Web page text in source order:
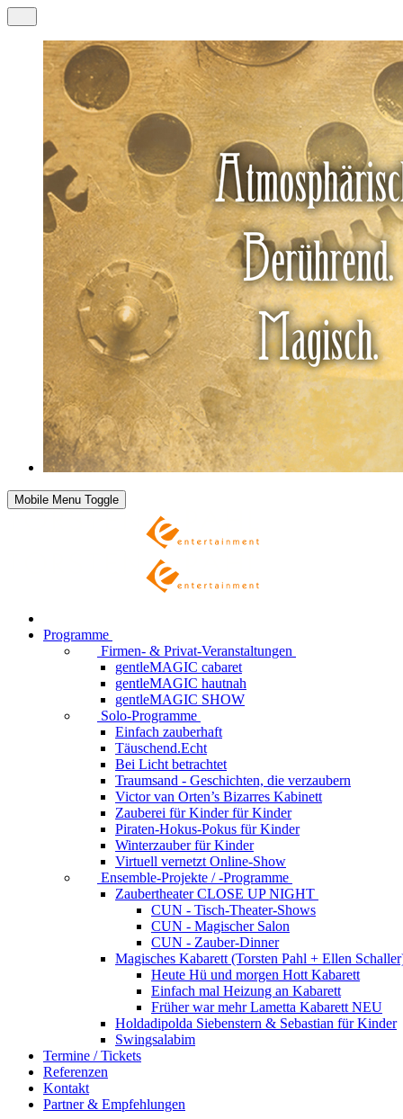
Mobile Menu Toggle
Programme
Firmen- & Privat-Veranstaltungen
gentleMAGIC cabaret
gentleMAGIC hautnah
gentleMAGIC SHOW
Solo-Programme
Einfach zauberhaft
Täuschend.Echt
Bei Licht betrachtet
Traumsand - Geschichten, die verzaubern
Victor van Orten’s Bizarres Kabinett
Zauberei für Kinder für Kinder
Piraten-Hokus-Pokus für Kinder
Winterzauber für Kinder
Virtuell vernetzt Online-Show
Ensemble-Projekte / -Programme
Zaubertheater CLOSE UP NIGHT
CUN - Tisch-Theater-Shows
CUN - Magischer Salon
CUN - Zauber-Dinner
Magisches Kabarett (Torsten Pahl + Ellen
Heute Hü und morgen Hott Kabarett
Einfach mal Heizung an Kabarett
Früher war mehr Lametta Kabarett NEU
Holdadipolda Siebenstern & Sebastian für Kinder
Swingsalabim
Termine / Tickets
Referenzen
Kontakt
Partner & Empfehlungen